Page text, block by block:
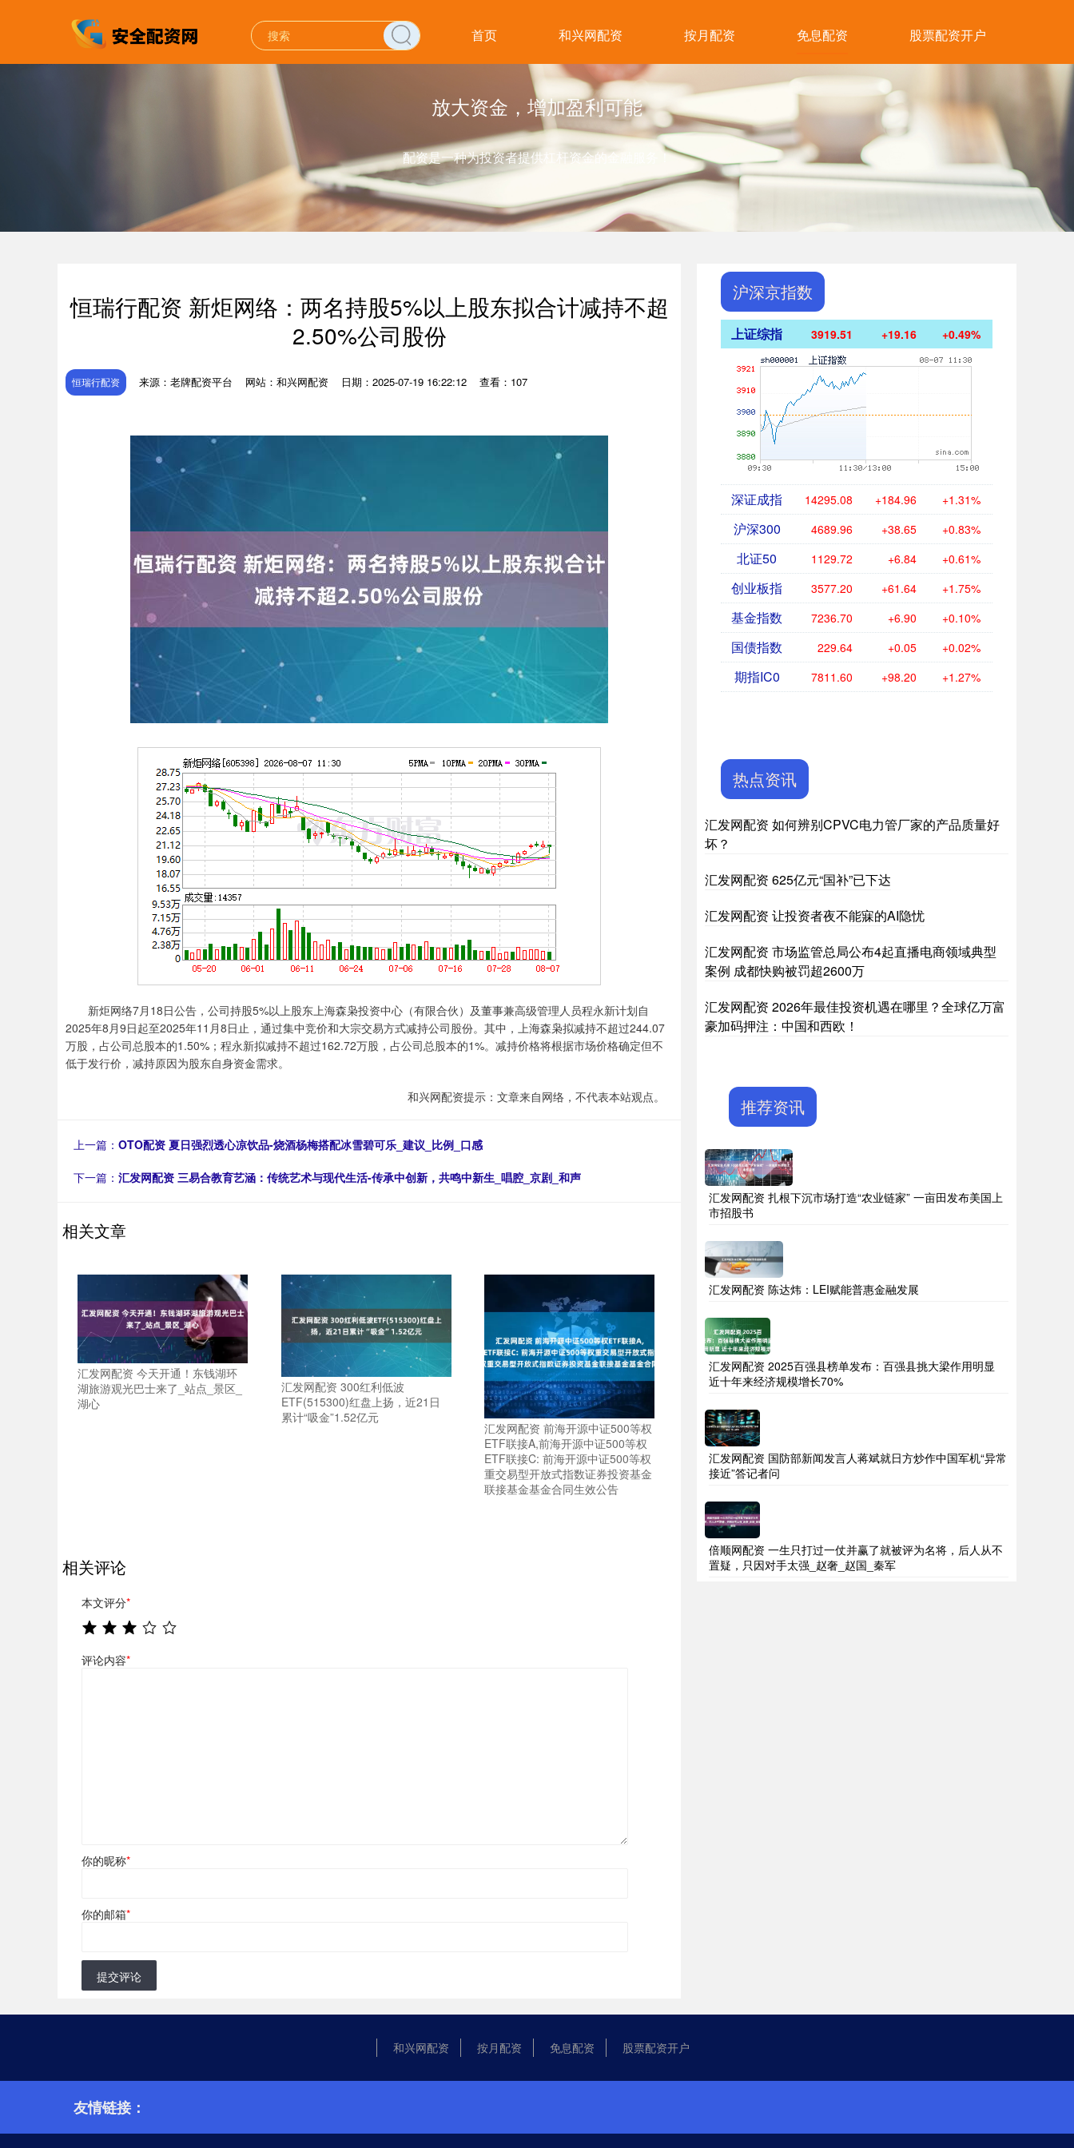
首页 和兴网配资 按月配资 免息配资 股票配资开户
放大资金，增加盈利可能
配资是一种为投资者提供杠杆资金的金融服务！
恒瑞行配资 新炬网络：两名持股5%以上股东拟合计减持不超
2.50%公司股份
恒瑞行配资 来源：老牌配资平台 网站：和兴网配资 日期：2025-07-19 16:22:12 查看：107
新炬网络7月18日公告，公司持股5%以上股东上海森枭投资中心（有限合伙）及董事兼高级管理人员程永新计划自
2025年8月9日起至2025年11月8日止，通过集中竞价和大宗交易方式减持公司股份。其中，上海森枭拟减持不超过244.07
万股，占公司总股本的1.50%；程永新拟减持不超过162.72万股，占公司总股本的1%。减持价格将根据市场价格确定但不
低于发行价，减持原因为股东自身资金需求。
和兴网配资提示：文章来自网络，不代表本站观点。
上一篇： OTO配资 夏日强烈透心凉饮品-烧酒杨梅搭配冰雪碧可乐_建议_比例_口感
下一篇： 汇发网配资 三易合教育艺涵：传统艺术与现代生活-传承中创新，共鸣中新生_唱腔_京剧_和声
相关文章
汇发网配资 今天开通！东钱湖环
湖旅游观光巴士来了_站点_景区_
湖心
汇发网配资 300红利低波
ETF(515300)红盘上扬，近21日
累计“吸金”1.52亿元
汇发网配资 前海开源中证500等权
ETF联接A,前海开源中证500等权
ETF联接C: 前海开源中证500等权
重交易型开放式指数证券投资基金
联接基金基金合同生效公告
相关评论
本文评分*
评论内容*
你的昵称*
你的邮箱*
提交评论
沪深京指数
上证综指 3919.51 +19.16 +0.49%
深证成指 14295.08 +184.96 +1.31%
沪深300 4689.96 +38.65 +0.83%
北证50 1129.72 +6.84 +0.61%
创业板指 3577.20 +61.64 +1.75%
基金指数 7236.70 +6.90 +0.10%
国债指数 229.64 +0.05 +0.02%
期指IC0 7811.60 +98.20 +1.27%
热点资讯
汇发网配资 如何辨别CPVC电力管厂家的产品质量好
坏？
汇发网配资 625亿元“国补”已下达
汇发网配资 让投资者夜不能寐的AI隐忧
汇发网配资 市场监管总局公布4起直播电商领域典型
案例 成都快购被罚超2600万
汇发网配资 2026年最佳投资机遇在哪里？全球亿万富
豪加码押注：中国和西欧！
推荐资讯
汇发网配资 扎根下沉市场打造“农业链家” 一亩田发布美国上
市招股书
汇发网配资 陈达炜：LEI赋能普惠金融发展
汇发网配资 2025百强县榜单发布：百强县挑大梁作用明显
近十年来经济规模增长70%
汇发网配资 国防部新闻发言人蒋斌就日方炒作中国军机“异常
接近”答记者问
倍顺网配资 一生只打过一仗并赢了就被评为名将，后人从不
置疑，只因对手太强_赵奢_赵国_秦军
和兴网配资 按月配资 免息配资 股票配资开户
友情链接：